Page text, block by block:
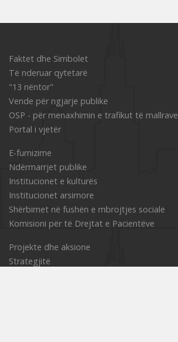
Faktet dhe Simbolet
Të nderuar qytetarë
"13 nëntor"
Vende për ngjarje publike
OSP - për menaxhimin e trafikut të mallrave
Portal i vjetër
Е-furnizime
Ndërmarrjet publike
Institucionet e kulturës
Institucionet arsimore
Shërbimet në fushën e mbrojtjes sociale
Komisioni për të Drejtat e Pacientëve
Projekte dhe aksione
Strategjitë